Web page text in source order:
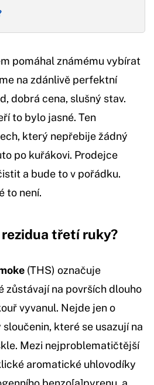
pomáhal známému vybírat
na zdánlivě perfektní
dobrá cena, slušný stav.
to bylo jasné. Ten
který nepřebije žádný
po kuřákovi. Prodejce
a bude to v pořádku.
to není.
třetí ruky?
(THS) označuje
zůstávají na površích dlouho
vyvanul. Nejde jen o
sloučenin, které se usazují na
Mezi nejproblematičtější
aromatické uhlovodíky